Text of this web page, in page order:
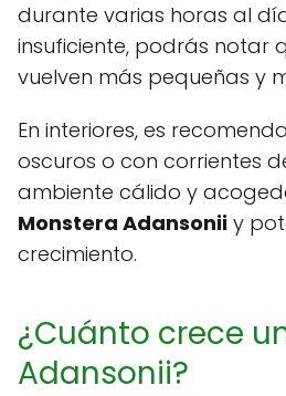
durante varias horas al
insuficiente, podrás notar
vuelven más pequeñas y
En interiores, es
oscuros o con corrientes
ambiente cálido y
Monstera Adansonii y
crecimiento.
¿Cuánto crece
Adansonii?